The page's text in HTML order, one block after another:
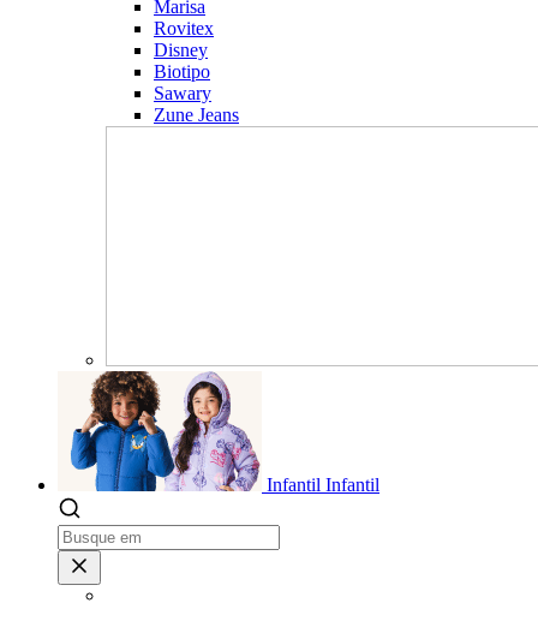
Marisa
Rovitex
Disney
Biotipo
Sawary
Zune Jeans
Infantil Infantil